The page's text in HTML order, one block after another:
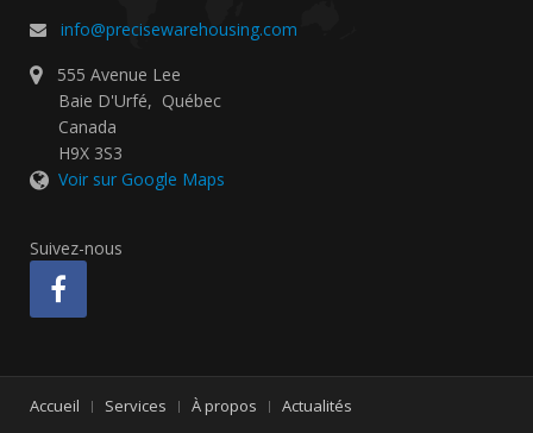
info@precisewarehousing.com
555 Avenue Lee
Baie D'Urfé, Québec
Canada
H9X 3S3
Voir sur Google Maps
Suivez-nous
Accueil Services À propos
Actualités